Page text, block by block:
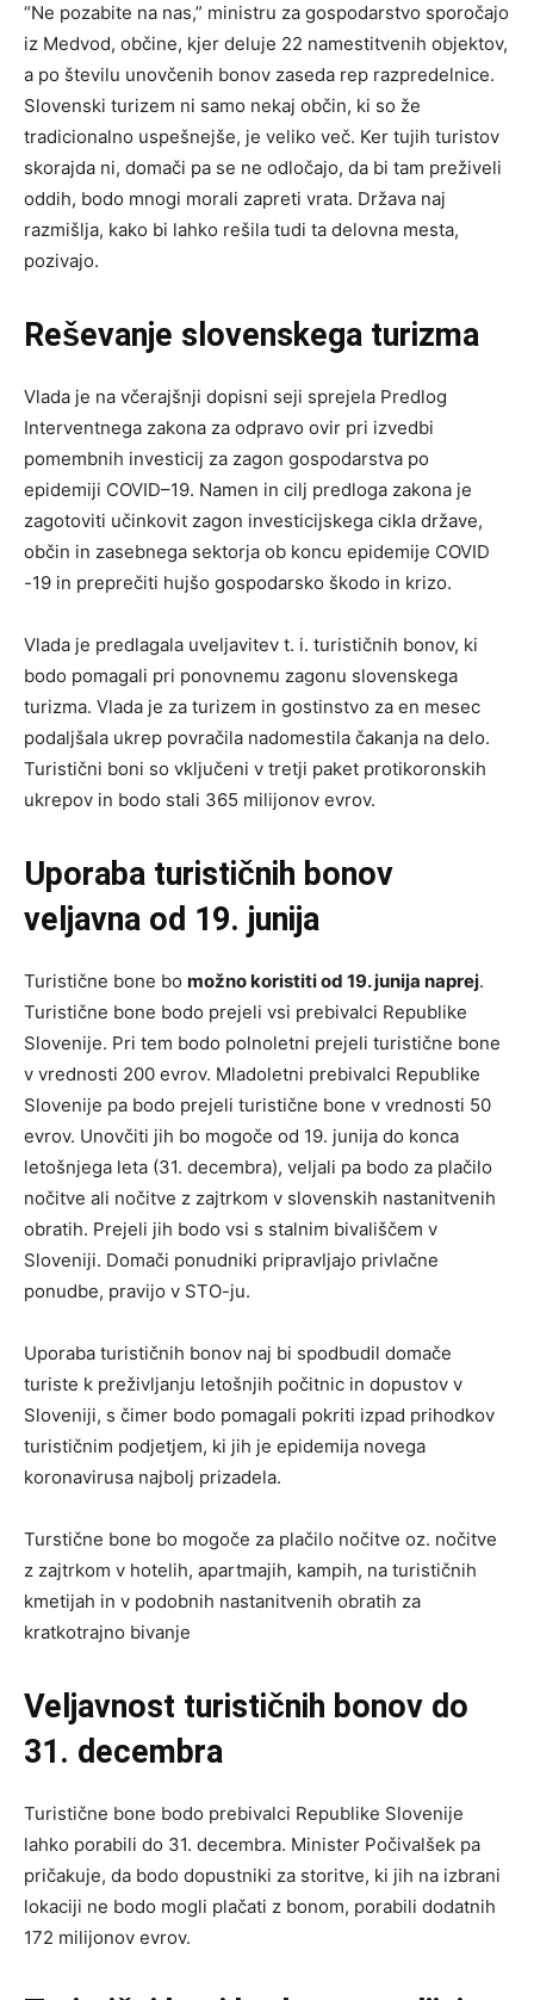
“Ne pozabite na nas,” ministru za gospodarstvo sporočajo
iz Medvod, občine, kjer deluje 22 namestitvenih objektov,
a po številu unovčenih bonov zaseda rep razpredelnice.
Slovenski turizem ni samo nekaj občin, ki so že
tradicionalno uspešnejše, je veliko več. Ker tujih turistov
skorajda ni, domači pa se ne odločajo, da bi tam preživeli
oddih, bodo mnogi morali zapreti vrata. Država naj
razmišlja, kako bi lahko rešila tudi ta delovna mesta,
pozivajo.
Reševanje slovenskega turizma
Vlada je na včerajšnji dopisni seji sprejela Predlog
Interventnega zakona za odpravo ovir pri izvedbi
pomembnih investicij za zagon gospodarstva po
epidemiji COVID–19. Namen in cilj predloga zakona je
zagotoviti učinkovit zagon investicijskega cikla države,
občin in zasebnega sektorja ob koncu epidemije COVID
-19 in preprečiti hujšo gospodarsko škodo in krizo.
Vlada je predlagala uveljavitev t. i. turističnih bonov, ki
bodo pomagali pri ponovnemu zagonu slovenskega
turizma. Vlada je za turizem in gostinstvo za en mesec
podaljšala ukrep povračila nadomestila čakanja na delo.
Turistični boni so vključeni v tretji paket protikoronskih
ukrepov in bodo stali 365 milijonov evrov.
Uporaba turističnih bonov
veljavna od 19. junija
Turistične bone bo možno koristiti od 19. junija naprej.
Turistične bone bodo prejeli vsi prebivalci Republike
Slovenije. Pri tem bodo polnoletni prejeli turistične bone
v vrednosti 200 evrov. Mladoletni prebivalci Republike
Slovenije pa bodo prejeli turistične bone v vrednosti 50
evrov. Unovčiti jih bo mogoče od 19. junija do konca
letošnjega leta (31. decembra), veljali pa bodo za plačilo
nočitve ali nočitve z zajtrkom v slovenskih nastanitvenih
obratih. Prejeli jih bodo vsi s stalnim bivališčem v
Sloveniji. Domači ponudniki pripravljajo privlačne
ponudbe, pravijo v STO-ju.
Uporaba turističnih bonov naj bi spodbudil domače
turiste k preživljanju letošnjih počitnic in dopustov v
Sloveniji, s čimer bodo pomagali pokriti izpad prihodkov
turističnim podjetjem, ki jih je epidemija novega
koronavirusa najbolj prizadela.
Turstične bone bo mogoče za plačilo nočitve oz. nočitve
z zajtrkom v hotelih, apartmajih, kampih, na turističnih
kmetijah in v podobnih nastanitvenih obratih za
kratkotrajno bivanje
Veljavnost turističnih bonov do
31. decembra
Turistične bone bodo prebivalci Republike Slovenije
lahko porabili do 31. decembra. Minister Počivalšek pa
pričakuje, da bodo dopustniki za storitve, ki jih na izbrani
lokaciji ne bodo mogli plačati z bonom, porabili dodatnih
172 milijonov evrov.